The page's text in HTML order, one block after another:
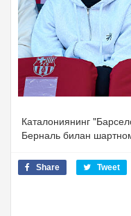
Каталониянинг
Берналь билан
Share Tweet